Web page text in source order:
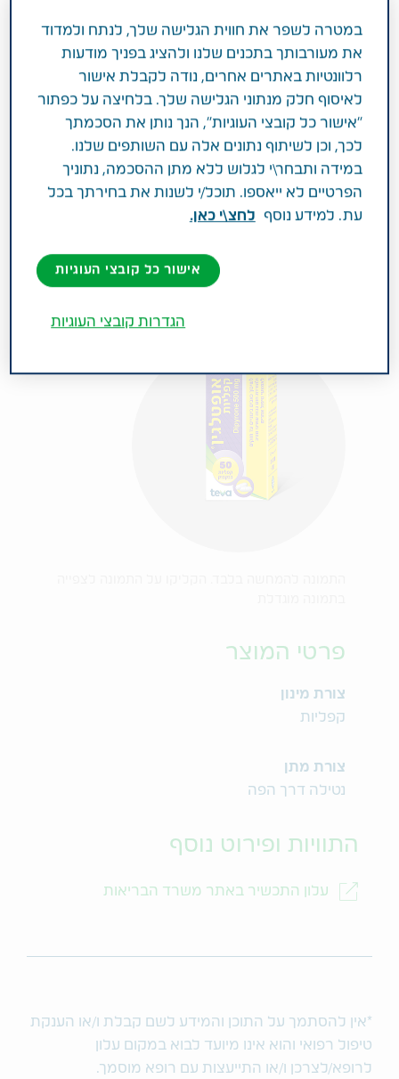
תחום טיפול
טיפול בכאבים
פעילות רפואית
התרופה מיועדת לשיכוך כאבים בינוניים עד חזקים
כגון כאבי ראש, שיניים וכאבי וסת ולהורדת חום גבוה
שאינו מגיב לאמצעי טיפול אחרים. קבוצה תרפויטית:
פיראזולינים.
פרטי המוצר
צורת מינון
קפליות
צורת מתן
נטילה דרך הפה
התוויות ופירוט נוסף
עלון התכשיר באתר משרד הבריאות
*אין להסתמך על התוכן והמידע לשם קבלת ו/או הענקת
טיפול רפואי והוא אינו מיועד לבוא במקום עלון
לרופא/לצרכן ו/או התייעצות עם רופא מוסמך.
במטרה לשפר את חווית הגלישה שלך, לנתח ולמדוד
את מעורבותך בתכנים שלנו ולהציג בפניך מודעות
רלוונטיות באתרים אחרים, נודה לקבלת אישור
לאיסוף חלק מנתוני הגלישה שלך. בלחיצה על כפתור
"אישור כל קובצי העוגיות", הנך נותן את הסכמתך
לכך, וכן לשיתוף נתונים אלה עם השותפים שלנו.
במידה ותבחר\י לגלוש ללא מתן ההסכמה, נתוניך
הפרטיים לא ייאספו. תוכל/י לשנות את בחירתך בכל
עת. למידע נוסף
לחצ\י כאן.
אישור כל קובצי העוגיות
הגדרות קובצי העוגיות